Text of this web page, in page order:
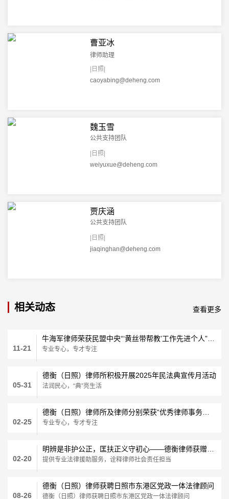
曹亚冰
律师助理
|日照|
caoyabing@deheng.com
魏玉雪
公共支持团队
|日照|
weiyuxue@deheng.com
贾庆涵
公共支持团队
|日照|
jiaqinghan@deheng.com
相关动态 查看更多
11-21 专业专心，专才专注
05-31
德衡（日照）律师所积极开展2025年民法典宣传月活动
法润民心，“典”亮生活
02-25 专业专心，专才专注
02-20 提供专业法律援助服务，诠释律师社会责任担当
08-26
德衡（日照）律师获聘日照市东港区党政一体法律顾问
德衡（日照）律师获聘日照市东港区党政一体法律顾问